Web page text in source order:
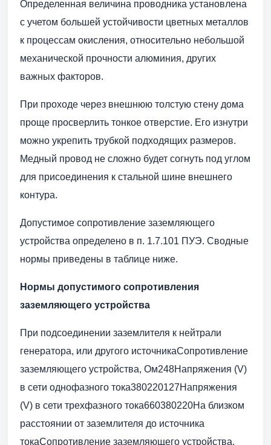
Определенная величина проводника установлена
с учетом большей устойчивости цветных металлов
к процессам окисления, относительно небольшой
механической прочности алюминия, других
важных факторов.
При проходе через внешнюю толстую стену дома
проще просверлить тонкое отверстие. Его изнутри
можно укрепить трубкой подходящих размеров.
Медный провод не сложно будет согнуть под углом
для присоединения к стальной шине внешнего
контура.
Допустимое сопротивление заземляющего
устройства определено в п. 1.7.101 ПУЭ. Сводные
нормы приведены в таблице ниже.
Нормы допустимого сопротивления
заземляющего устройства
При подсоединении заземлителя к нейтрали
генератора, или другого источникаСопротивление
заземляющего устройства, Ом248Напряжения (V)
в сети однофазного тока380220127Напряжения
(V) в сети трехфазного тока660380220На близком
расстоянии от заземлителя до источника
токаСопротивление заземляющего устройства,